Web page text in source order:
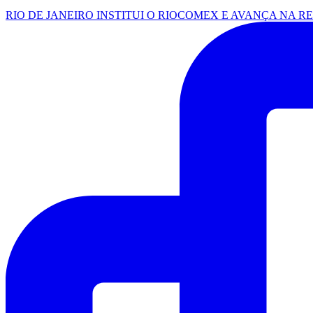
RIO DE JANEIRO INSTITUI O RIOCOMEX E AVANÇA NA